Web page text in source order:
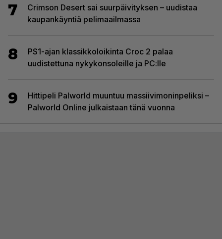
7
Crimson Desert sai suurpäivityksen – uudistaa
kaupankäyntiä pelimaailmassa
8
PS1-ajan klassikkoloikinta Croc 2 palaa
uudistettuna nykykonsoleille ja PC:lle
9
Hittipeli Palworld muuntuu massiivimoninpeliksi –
Palworld Online julkaistaan tänä vuonna